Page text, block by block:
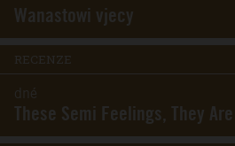
Wanastowi vjecy
RECENZE
dné
These Semi Feelings, They